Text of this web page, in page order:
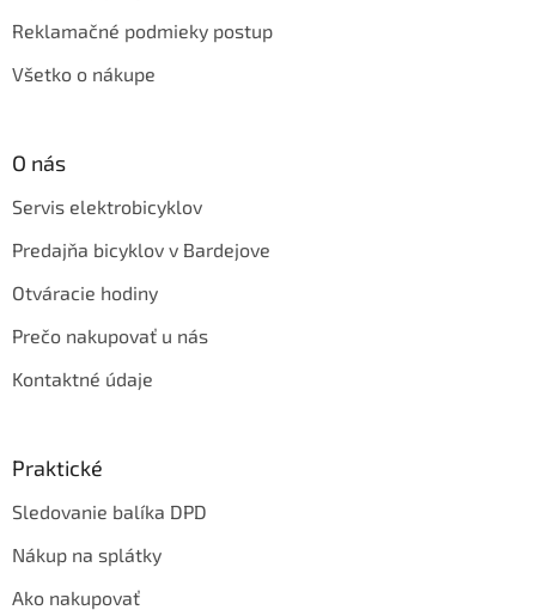
Reklamačné podmieky postup
Všetko o nákupe
O nás
Servis elektrobicyklov
Predajňa bicyklov v Bardejove
Otváracie hodiny
Prečo nakupovať u nás
Kontaktné údaje
Praktické
Sledovanie balíka DPD
Nákup na splátky
Ako nakupovať